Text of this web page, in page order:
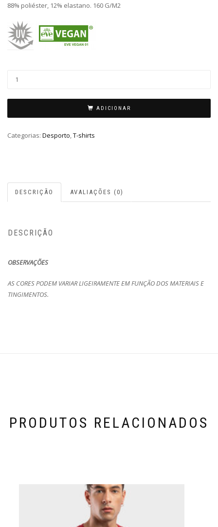
88% poliéster, 12% elastano. 160 G/M2
ADICIONAR
Categorias: Desporto T-shirts
DESCRIÇÃO AVALIAÇÕES (0)
DESCRIÇÃO
OBSERVAÇÕES
AS CORES PODEM VARIAR LIGEIRAMENTE EM FUNÇÃO DOS MATERIAIS E
TINGIMENTOS.
PRODUTOS RELACIONADOS